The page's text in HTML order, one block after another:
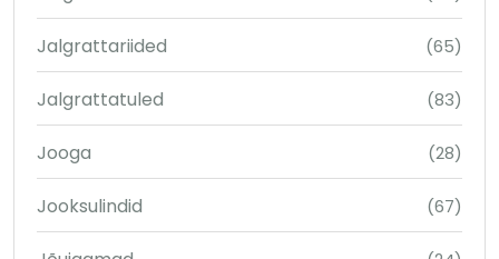
Jalgrattariided (65)
Jalgrattatuled (83)
Jooga (28)
Jooksulindid (67)